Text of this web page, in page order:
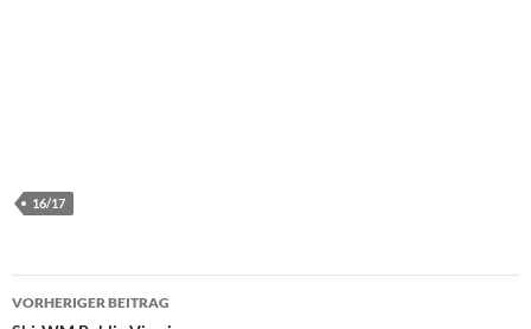
16/17
Beitragsnavigation
VORHERIGER BEITRAG